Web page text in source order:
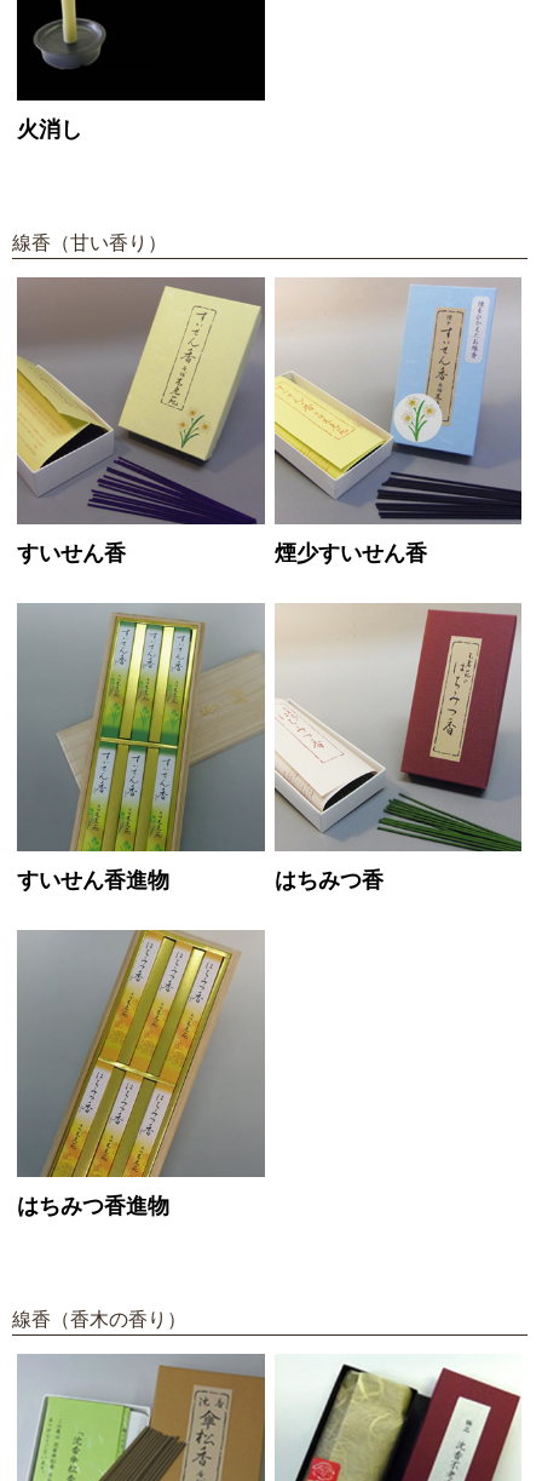
火消し
線香（甘い香り）
すいせん香 煙少すいせん香
すいせん香進物 はちみつ香
はちみつ香進物
線香（香木の香り）